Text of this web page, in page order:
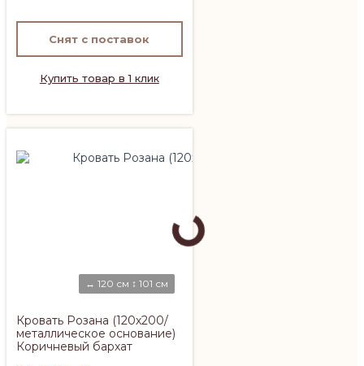
Снят с поставок
Купить товар в 1 клик
↔ 120 см ↕ 101 см
Кровать Розана (120х200/
металлическое основание)
Коричневый бархат